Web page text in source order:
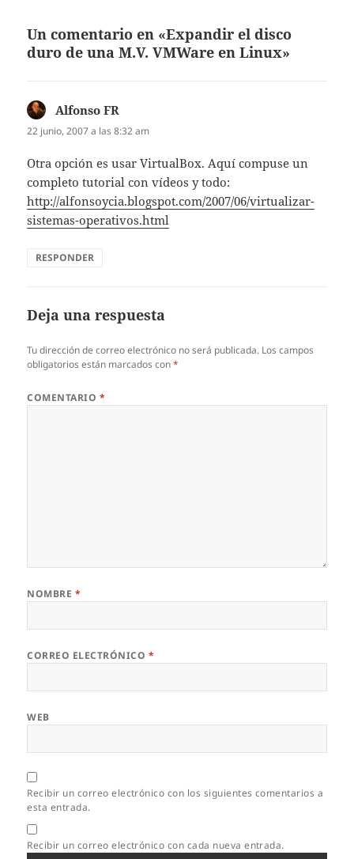
Un comentario en «Expandir el disco
duro de una M.V. VMWare en Linux»
Alfonso FR
22 junio, 2007 a las 8:32 am
Otra opción es usar VirtualBox. Aquí compuse un
completo tutorial con vídeos y todo:
http://alfonsoycia.blogspot.com/2007/06/virtualizar-
sistemas-operativos.html
RESPONDER
Deja una respuesta
Tu dirección de correo electrónico no será publicada. Los campos
obligatorios están marcados con*
COMENTARIO *
NOMBRE *
CORREO ELECTRÓNICO *
WEB
Recibir un correo electrónico con los siguientes comentarios a
esta entrada.
Recibir un correo electrónico con cada nueva entrada.